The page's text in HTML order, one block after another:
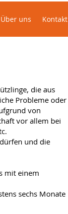
die aus
Probleme oder
von
vor allem bei
und die
mit einem
sechs Monate
Über uns Kontakt